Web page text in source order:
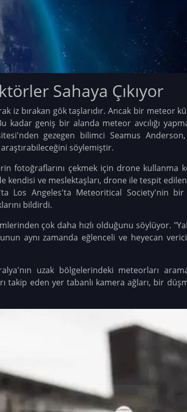
Sahaya Çıkıyor
iz bırakan gök taşlarıdır. Ancak bir meteor
geniş bir alanda meteor avcılığı
gezegen bilimci Seamus
araştırabileceğini söylemiştir.
fotoğraflarını çekmek için drone kullanma
kendisi ve meslektaşları, drone ile tespit
Los Angeles'ta Meteoritical Society'nin bir
bildirdi.
çok daha hızlı olduğunu söylüyor.
aynı zamanda eğlenceli ve heyecan
uzak bölgelerindeki meteorları
eden yer tabanlı kamera ağları, bir